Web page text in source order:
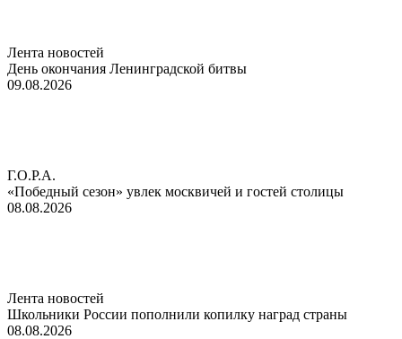
Лента новостей
День окончания Ленинградской битвы
09.08.2026
Г.О.Р.А.
«Победный сезон» увлек москвичей и гостей столицы
08.08.2026
Лента новостей
Школьники России пополнили копилку наград страны
08.08.2026